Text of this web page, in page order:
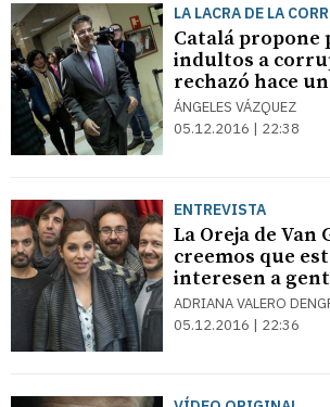
LA LACRA DE LA
Catalá propone
indultos a
rechazó hace
ÁNGELES VÁZQUEZ
05.12.2016 | 22:38
ENTREVISTA
La Oreja de Van
creemos que
interesen a
ADRIANA VALERO
05.12.2016 | 22:36